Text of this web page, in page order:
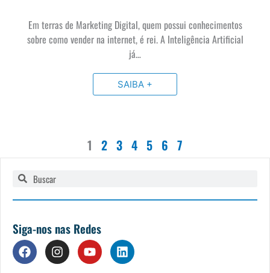
Em terras de Marketing Digital, quem possui conhecimentos
sobre como vender na internet, é rei. A Inteligência Artificial
já…
SAIBA +
1 2 3 4 5 6 7
Pesquisar
Pesquisar
Siga-nos nas Redes
F
a
I
n
Y
o
L
i